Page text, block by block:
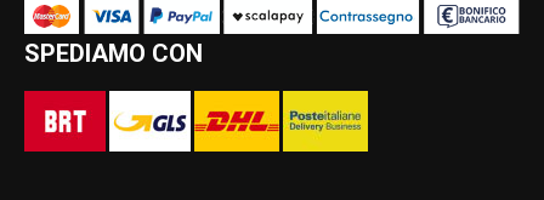
SPEDIAMO CON